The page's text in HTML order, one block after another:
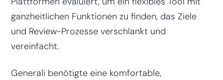
ganzheitlichen Funktionen zu finden, das Ziele
und Review-Prozesse verschlankt und
vereinfacht.
Generali benötigte eine komfortable,